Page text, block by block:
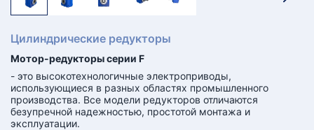
Цилиндрические редукторы
Мотор-редукторы серии F
- это высокотехнологичные электроприводы,
использующиеся в разных областях промышленного
производства. Все модели редукторов отличаются
безупречной надежностью, простотой монтажа и
эксплуатации.